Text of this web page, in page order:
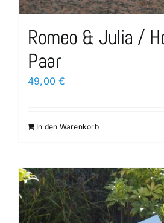
Romeo & Julia /
Paar
49,00€
In den Warenkorb